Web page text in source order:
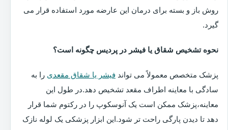
روش باز و بسته برای درمان این عارضه مورد استفاده قرار می
گیرد.
نحوه تشخیص شقاق یا فیشر در پردیس چگونه است؟
پزشک متخصص معمولاً می تواند فیشر یا شقاق مقعدی را به
سادگی با معاینه اطراف مقعد تشخیص دهد.در طول این
معاینه،پزشک ممکن است یک آنوسکوپ را در رکتوم شما قرار
دهد تا دیدن پارگی راحت تر شود.این ابزار پزشکی یک لوله نازک